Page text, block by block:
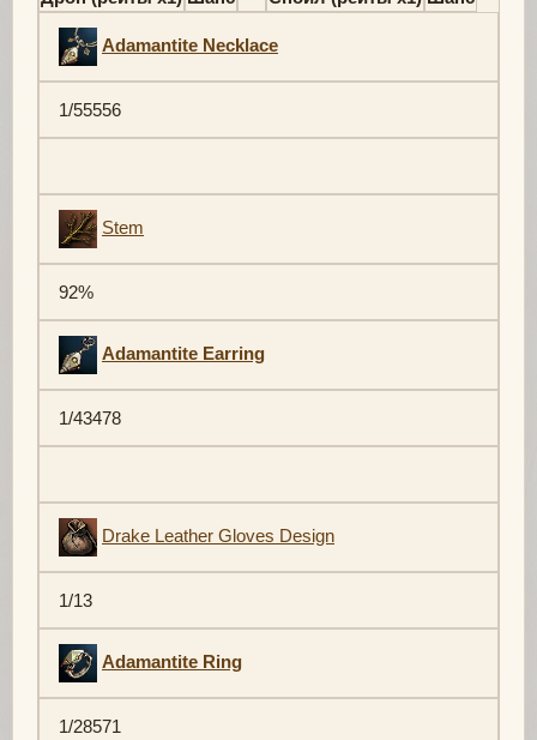
Adamantite Necklace
1/55556
Stem
92%
Adamantite Earring
1/43478
Drake Leather Gloves Design
1/13
Adamantite Ring
1/28571